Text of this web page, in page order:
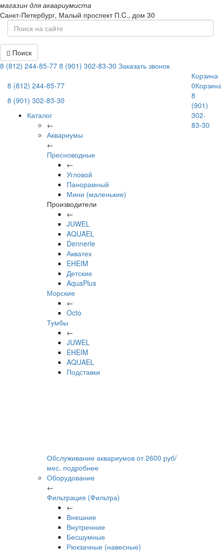
магазин для аквариумиста
Санкт-Петербург, Малый проспект П.C., дом 30
Поиск
8 (812) 244-85-77 8 (901) 302-83-30 Заказать звонок
8 (812) 244-85-77
8 (901) 302-83-30
Каталог
←
Аквариумы
←
Пресноводные
←
Угловой
Панорамный
Мини (маленькие)
Производители
←
JUWEL
AQUAEL
Dennerle
Акватех
EHEIM
Детские
AquaPlus
Морские
←
Octo
Тумбы
←
JUWEL
EHEIM
AQUAEL
Подставки
Обслуживание аквариумов от2600 руб/
мес. подробнее
Оборудование
←
Фильтрация (Фильтра)
←
Внешние
Внутренние
Бесшумные
Рюкзачные (навесные)
Корзина
0
8
(901)
302-
83-30